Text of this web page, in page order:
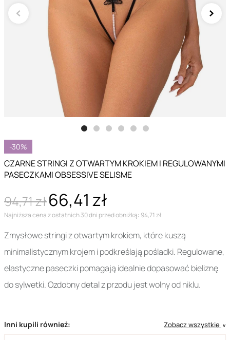
-30%
CZARNE STRINGI Z OTWARTYM KROKIEM I REGULOWANYMI
PASECZKAMI OBSESSIVE SELISME
94,71 zł66,41 zł
Najniższa cena z ostatnich 30 dni przed obniżką: 94,71 zł
Zmysłowe stringi z otwartym krokiem, które kuszą
minimalistycznym krojem i podkreślają pośladki. Regulowane,
elastyczne paseczki pomagają idealnie dopasować bieliznę
do sylwetki. Ozdobny detal z przodu jest wolny od niklu.
Inni kupili również: Zobacz wszystkie ∨